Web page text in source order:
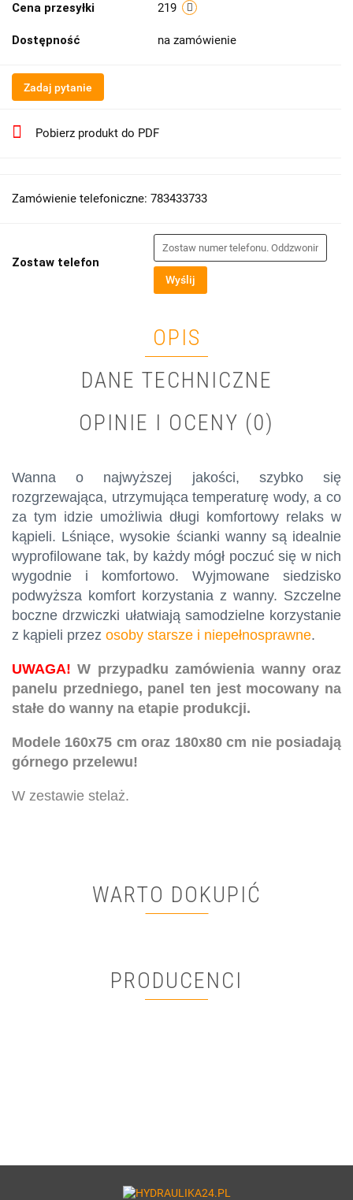
Cena przesyłki 219
Dostępność na zamówienie
Zadaj pytanie
Pobierz produkt do PDF
Zamówienie telefoniczne: 783433733
Zostaw telefon
Wyślij
OPIS
DANE TECHNICZNE
OPINIE I OCENY (0)
Wanna o najwyższej jakości, szybko się
rozgrzewająca, utrzymująca temperaturę wody, a co
za tym idzie umożliwia długi komfortowy relaks w
kąpieli. Lśniące, wysokie ścianki wanny są idealnie
wyprofilowane tak, by każdy mógł poczuć się w nich
wygodnie i komfortowo. Wyjmowane siedzisko
podwyższa komfort korzystania z wanny. Szczelne
boczne drzwiczki ułatwiają samodzielne korzystanie
z kąpieli przez osoby starsze i niepełnosprawne.
UWAGA!W przypadku zamówienia wanny oraz
panelu przedniego, panel ten jest mocowany na
stałe do wanny na etapie produkcji.
Modele 160x75 cm oraz 180x80 cm nie posiadają
górnego przelewu!
W zestawie stelaż.
WARTO DOKUPIĆ
PRODUCENCI